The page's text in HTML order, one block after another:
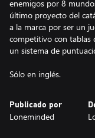
enemigos por 8
último proyecto del
a la marca por ser un
competitivo con tablas
un sistema de
Sólo en inglés.
Publicado por
Loneminded